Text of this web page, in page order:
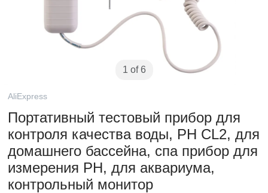
1 of 6
AliExpress
Портативный тестовый прибор для
контроля качества воды, PH CL2, для
домашнего бассейна, спа прибор для
измерения PH, для аквариума,
контрольный монитор